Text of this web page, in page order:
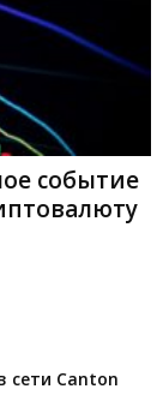
событие
сети Canton